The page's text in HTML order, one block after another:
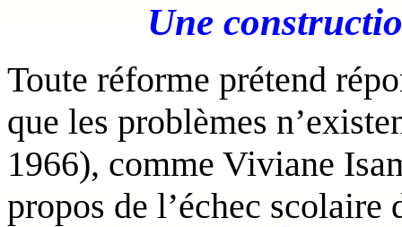
Une
Toute réforme prétend
que les problèmes
1966), comme Viviane
propos de l’échec scolaire